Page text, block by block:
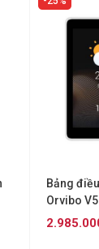
Bảng
Orvibo